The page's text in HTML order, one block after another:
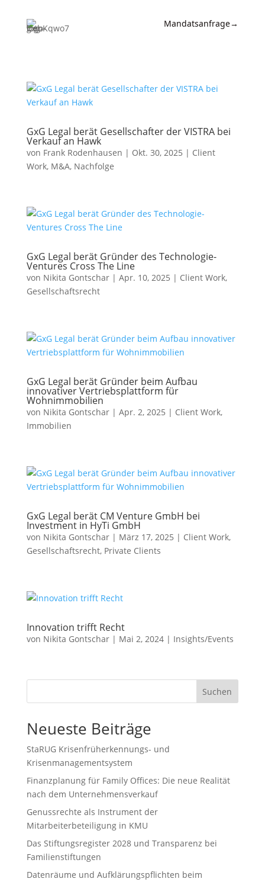
Insights
Mandatsanfrage→
GxG Legal berät Gesellschafter der VISTRA bei
Verkauf an Hawk
von Frank Rodenhausen | Okt. 30, 2025 | Client
Work, M&A, Nachfolge
GxG Legal berät Gründer des Technologie-
Ventures Cross The Line
von Nikita Gontschar| Apr. 10, 2025 | Client Work,
Gesellschaftsrecht
GxG Legal berät Gründer beim Aufbau
innovativer Vertriebsplattform für
Wohnimmobilien
von Nikita Gontschar| Apr. 2, 2025 | Client Work,
Immobilien
GxG Legal berät CM Venture GmbH bei
Investment in HyTi GmbH
von Nikita Gontschar| März 17, 2025 | Client Work,
Gesellschaftsrecht, Private Clients
Innovation trifft Recht
von Nikita Gontschar| Mai 2, 2024| Insights/Events
Suchen
Neueste Beiträge
StaRUG Krisenfrüherkennungs- und
Krisenmanagementsystem
Finanzplanung für Family Offices: Die neue Realität
nach dem Unternehmensverkauf
Genussrechte als Instrument der
Mitarbeiterbeteiligung in KMU
Das Stiftungsregister 2028 und Transparenz bei
Familienstiftungen
Datenräume und Aufklärungspflichten beim